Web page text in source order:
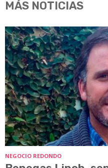
MÁS NOTICIAS
NEGOCIO REDONDO